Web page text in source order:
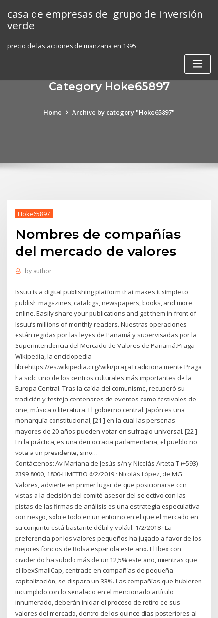
content
casa de empresas del grupo de inversión
verde
precio de las acciones de manzana en 1995
Category Hoke65897
Home Archive by category "Hoke65897"
Hoke65897
Nombres de compañías
del mercado de valores
by author
Issuu is a digital publishing platform that makes it simple to
publish magazines, catalogs, newspapers, books, and more
online. Easily share your publications and get them in front of
Issuu’s millions of monthly readers. Nuestras operaciones
están regidas por las leyes de Panamá y supervisadas por la
Superintendencia del Mercado de Valores de Panamá.Praga -
Wikipedia, la enciclopedia
librehttps://es.wikipedia.org/wiki/pragaTradicionalmente Praga
ha sido uno de los centros culturales más importantes de la
Europa Central. Tras la caída del comunismo, recuperó su
tradición y festeja centenares de eventos como festivales de
cine, música o literatura. El gobierno central: Japón es una
monarquía constitucional, [21 ] en la cual las personas
mayores de 20 años pueden votar en sufragio universal. [22 ]
En la práctica, es una democracia parlamentaria, el pueblo no
vota a un presidente, sino…
Contáctenos: Av Mariana de Jesús s/n y Nicolás Arteta T (+593)
2399 8000, 1800-HMETRO 6/2/2019 · Nicolás López, de MG
Valores, advierte en primer lugar de que posicionarse con
vistas a la decisión del comité asesor del selectivo con las
pistas de las firmas de análisis es una estrategia especulativa
con riesgo, sobre todo en un entorno en el que el mercado en
su conjunto está bastante débil y volátil. 1/2/2018 · La
preferencia por los valores pequeños ha jugado a favor de los
mejores fondos de Bolsa española este año. El Ibex con
dividendo ha subido más de un 12,5% este año, mientras que
el IbexSmallCap, centrado en compañías de pequeña
capitalización, se dispara un 33%. Las compañías que hubieren
incumplido con lo señalado en el mencionado artículo
innumerado, deberán iniciar el proceso de retiro de sus
valores del mercado, dentro de los quince días posteriores al